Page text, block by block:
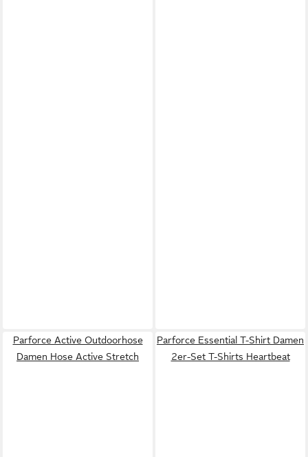
Parforce Active Outdoorhose
Damen Hose Active Stretch
Parforce Essential T-Shirt Damen
2er-Set T-Shirts Heartbeat